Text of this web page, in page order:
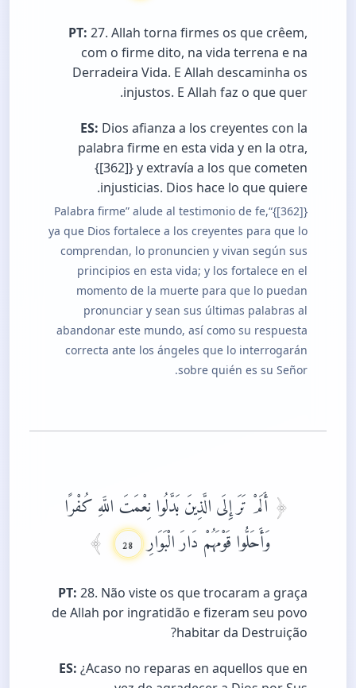
PT: 27. Allah torna firmes os que crêem,
com o firme dito, na vida terrena e na
Derradeira Vida. E Allah descaminha os
injustos. E Allah faz o que quer.
ES: Dios afianza a los creyentes con la
palabra firme en esta vida y en la otra,
{[362]} y extravía a los que cometen
injusticias. Dios hace lo que quiere.
{[362]}“Palabra firme” alude al testimonio de fe,
ya que Dios fortalece a los creyentes para que lo
comprendan, lo pronuncien y vivan según sus
principios en esta vida; y los fortalece en el
momento de la muerte para que lo puedan
pronunciar y sean sus últimas palabras al
abandonar este mundo, así como su respuesta
correcta ante los ángeles que lo interrogarán
sobre quién es su Señor.
أَلَمْ تَرَ إِلَى الَّذِينَ بَدَّلُوا نِعْمَتَ اللَّهِ كُفْرًا
وَأَحَلُّوا قَوْمَهُمْ دَارَ الْبَوَارِ 28
PT: 28. Não viste os que trocaram a graça
de Allah por ingratidão e fizeram seu povo
habitar da Destruição?
ES: ¿Acaso no reparas en aquellos que en